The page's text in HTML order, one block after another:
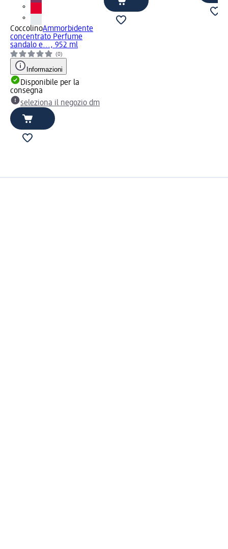
CoccolinoAmmorbidente
concentrato Perfume
sandalo e..., 952 ml
(0)
Informazioni
Disponibile per la
consegna
seleziona il negozio dm